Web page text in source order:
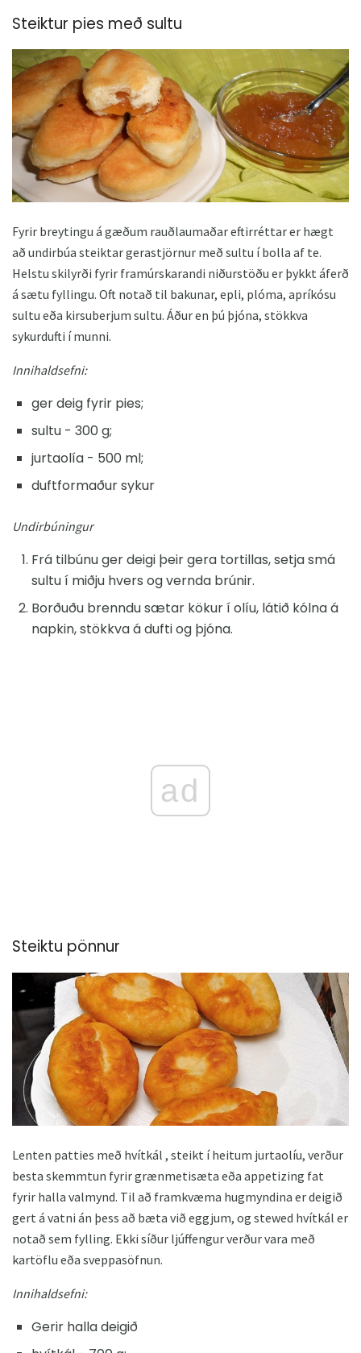
Steiktur pies með sultu
Fyrir breytingu á gæðum rauðlaumaðar eftirréttar er hægt
að undirbúa steiktar gerastjörnur með sultu í bolla af te.
Helstu skilyrði fyrir framúrskarandi niðurstöðu er þykkt áferð
á sætu fyllingu. Oft notað til bakunar, epli, plóma, apríkósu
sultu eða kirsuberjum sultu. Áður en þú þjóna, stökkva
sykurdufti í munni.
Innihaldsefni:
ger deig fyrir pies;
sultu - 300 g;
jurtaolía - 500 ml;
duftformaður sykur
Undirbúningur
Frá tilbúnu ger deigi þeir gera tortillas, setja smá
sultu í miðju hvers og vernda brúnir.
Borðuðu brenndu sætar kökur í olíu, látið kólna á
napkin, stökkva á dufti og þjóna.
ad
Steiktu pönnur
Lenten patties með hvítkál , steikt í heitum jurtaolíu, verður
besta skemmtun fyrir grænmetisæta eða appetizing fat
fyrir halla valmynd. Til að framkvæma hugmyndina er deigið
gert á vatni án þess að bæta við eggjum, og stewed hvítkál er
notað sem fylling. Ekki síður ljúffengur verður vara með
kartöflu eða sveppasöfnun.
Innihaldsefni:
Gerir halla deigið